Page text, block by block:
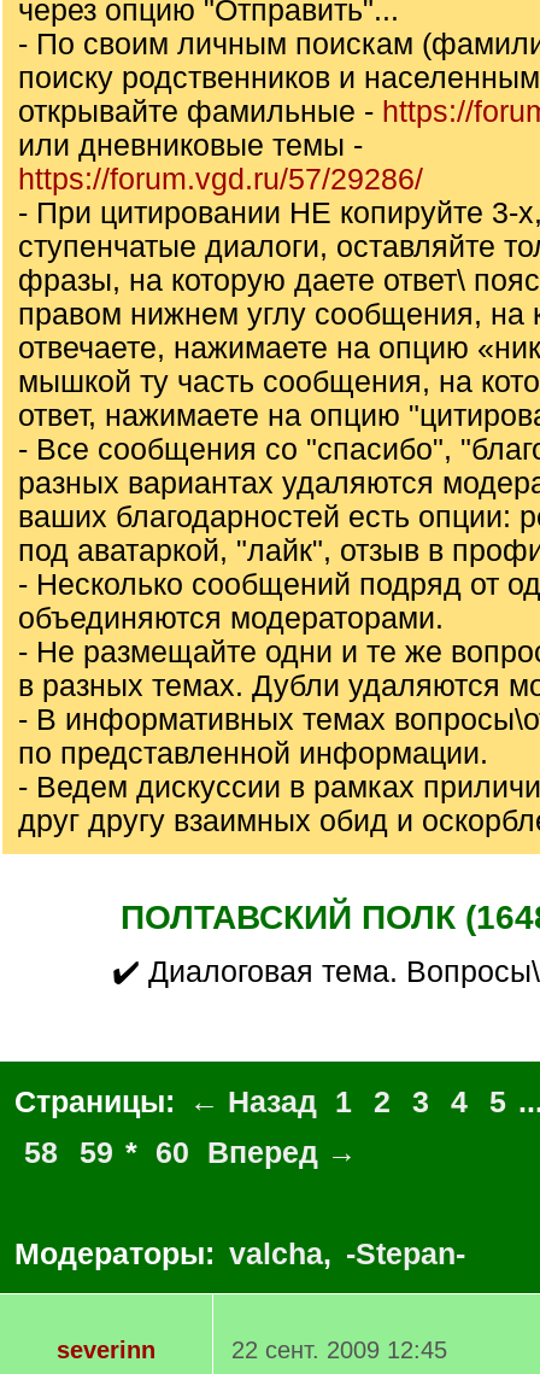
через опцию "Отправить"...
- По своим личным поискам
поиску родственников и
открывайте фамильные - https://
или дневниковые темы -
https://forum.vgd.ru/57/29286/
- При цитировании НЕ копируйте 3-
ступенчатые диалоги, оставляйте
фразы, на которую даете ответ\
правом нижнем углу сообщения, на
отвечаете, нажимаете на опцию
мышкой ту часть сообщения, на
ответ, нажимаете на опцию
- Все сообщения со "спасибо",
разных вариантах удаляются
ваших благодарностей есть опции:
под аватаркой, "лайк", отзыв в
- Несколько сообщений подряд от
объединяются модераторами.
- Не размещайте одни и те же
в разных темах. Дубли удаляются
- В информативных темах
по представленной информации.
- Ведем дискуссии в рамках
друг другу взаимных обид и
ПОЛТАВСКИЙ ПОЛК
✔️ Диалоговая тема.
Страницы: ← Назад 1 2 3 4 5
58
59 * 60 Вперед →
Модераторы: valcha, -Stepan-
severinn 22 сент. 2009 12:45